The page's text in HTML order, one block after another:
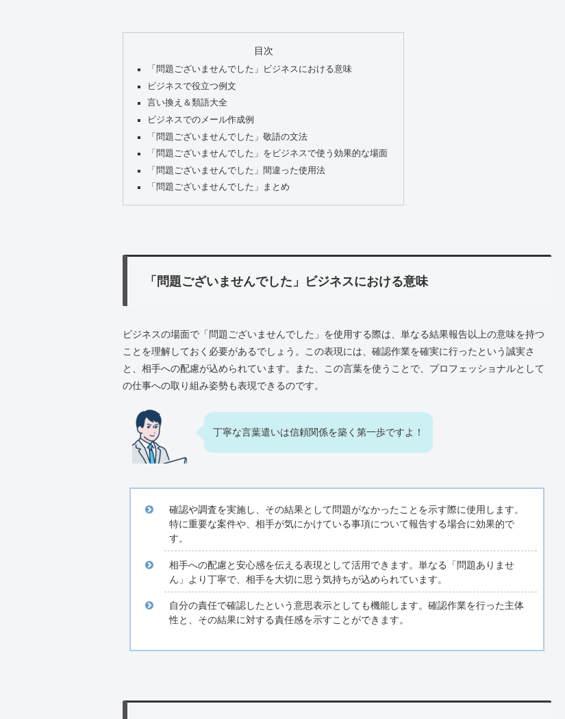
目次
「問題ございませんでした」ビジネスにおける意味
ビジネスで役立つ例文
言い換え＆類語大全
ビジネスでのメール作成例
「問題ございませんでした」敬語の文法
「問題ございませんでした」をビジネスで使う効果的な場面
「問題ございませんでした」間違った使用法
「問題ございませんでした」まとめ
「問題ございませんでした」ビジネスにおける意味
ビジネスの場面で「問題ございませんでした」を使用する際は、単なる結果報告以上の意味を持つ
ことを理解しておく必要があるでしょう。この表現には、確認作業を確実に行ったという誠実さ
と、相手への配慮が込められています。また、この言葉を使うことで、プロフェッショナルとして
の仕事への取り組み姿勢も表現できるのです。
丁寧な言葉遣いは信頼関係を築く第一歩ですよ！
確認や調査を実施し、その結果として問題がなかったことを示す際に使用します。
特に重要な案件や、相手が気にかけている事項について報告する場合に効果的で
す。
相手への配慮と安心感を伝える表現として活用できます。単なる「問題ありませ
ん」より丁寧で、相手を大切に思う気持ちが込められています。
自分の責任で確認したという意思表示としても機能します。確認作業を行った主体
性と、その結果に対する責任感を示すことができます。